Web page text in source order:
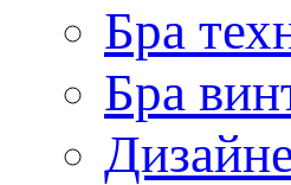
Бра
Бра